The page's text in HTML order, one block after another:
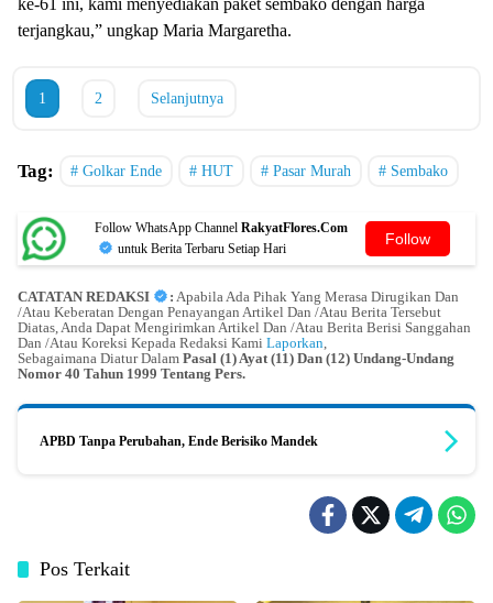
ke-61 ini, kami menyediakan paket sembako dengan harga
terjangkau,” ungkap Maria Margaretha.
1 2 Selanjutnya
Tag: Golkar Ende HUT Pasar Murah Sembako
Follow WhatsApp Channel RakyatFlores.Com
untuk Berita Terbaru Setiap Hari
Follow
CATATAN REDAKSI : Apabila Ada Pihak Yang Merasa Dirugikan Dan
/Atau Keberatan Dengan Penayangan Artikel Dan /Atau Berita Tersebut
Diatas, Anda Dapat Mengirimkan Artikel Dan /Atau Berita Berisi Sanggahan
Dan /Atau Koreksi Kepada Redaksi Kami Laporkan
Sebagaimana Diatur Dalam Pasal (1) Ayat (11) Dan (12) Undang-Undang
Nomor 40 Tahun 1999 Tentang Pers.
APBD Tanpa Perubahan, Ende Berisiko Mandek
Pos Terkait